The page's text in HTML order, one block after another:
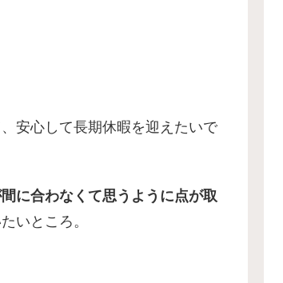
安心して長期休暇を迎えたいで
に合わなくて思うように点が取
いところ。